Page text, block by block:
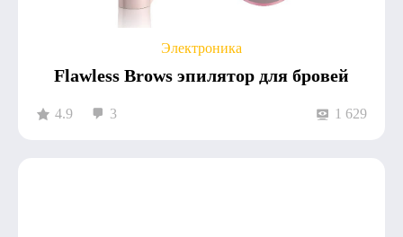
Электроника
Flawless Brows эпилятор для бровей
4.9 3 1 629